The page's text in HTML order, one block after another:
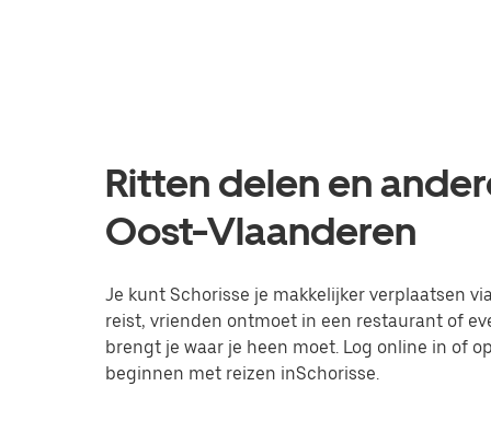
Ritten delen en
Oost-Vlaanderen
Je kunt Schorisse je makkelijker verplaatsen
reist, vrienden ontmoet in een restaurant of
brengt je waar je heen moet. Log online in of
beginnen met reizen inSchorisse.